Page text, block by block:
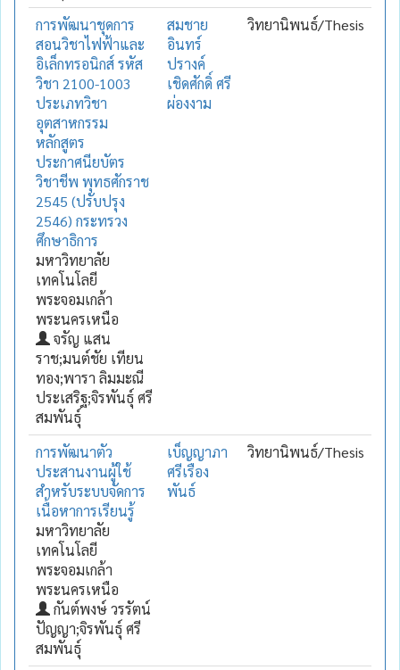
การพัฒนาชุดการ
สอนวิชาไฟฟ้าและ
อิเล็กทรอนิกส์ รหัส
วิชา 2100-1003
ประเภทวิชา
อุตสาหกรรม
หลักสูตร
ประกาศนียบัตร
วิชาชีพ พุทธศักราช
2545 (ปรับปรุง
2546) กระทรวง
ศึกษาธิการ
มหาวิทยาลัย
เทคโนโลยี
พระจอมเกล้า
พระนครเหนือ
จรัญ แสน
ราช;มนต์ชัย เทียน
ทอง;พารา ลิมมะณี
ประเสริฐ;จิรพันธุ์ ศรี
สมพันธุ์
สมชาย
อินทร์
ปรางค์
เชิดศักดิ์ ศรี
ผ่องงาม
วิทยานิพนธ์/Thesis
การพัฒนาตัว
ประสานงานผู้ใช้
สำหรับระบบจัดการ
เนื้อหาการเรียนรู้
มหาวิทยาลัย
เทคโนโลยี
พระจอมเกล้า
พระนครเหนือ
กันต์พงษ์ วรรัตน์
ปัญญา;จิรพันธุ์ ศรี
สมพันธุ์
เบ็ญญาภา
ศรีเรือง
พันธ์
วิทยานิพนธ์/Thesis